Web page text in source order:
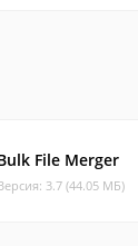
File Merger
3.7 (44.05 МБ)